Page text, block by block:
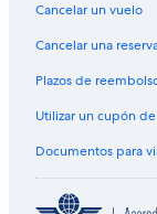
Cancelar un vuelo
Cancelar una
Plazos de
Utilizar un cupón
Documentos para